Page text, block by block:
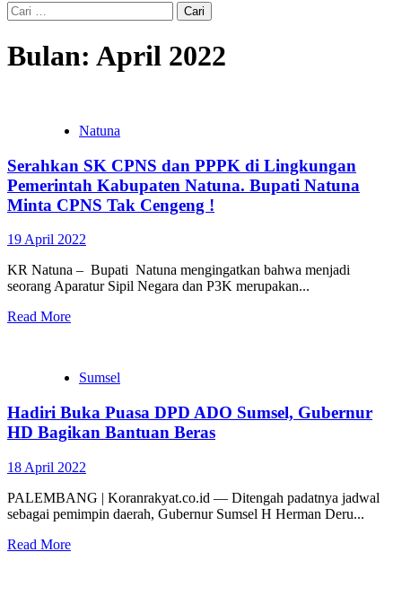
Cari
untuk:
Bulan: April 2022
Natuna
Serahkan SK CPNS dan PPPK di Lingkungan
Pemerintah Kabupaten Natuna. Bupati Natuna
Minta CPNS Tak Cengeng !
19 April 2022
KR Natuna – Bupati Natuna mengingatkan bahwa menjadi
seorang Aparatur Sipil Negara dan P3K merupakan...
Read More
Sumsel
Hadiri Buka Puasa DPD ADO Sumsel, Gubernur
HD Bagikan Bantuan Beras
18 April 2022
PALEMBANG | Koranrakyat.co.id — Ditengah padatnya jadwal
sebagai pemimpin daerah, Gubernur Sumsel H Herman Deru...
Read More